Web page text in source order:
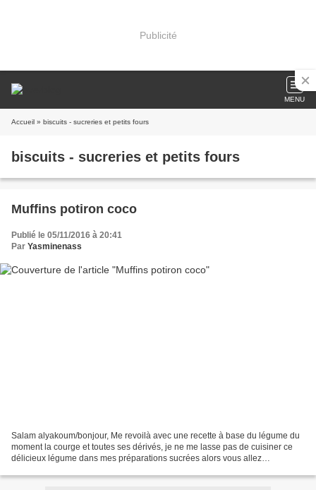
Publicité
MENU
Accueil » biscuits - sucreries et petits fours
biscuits - sucreries et petits fours
Muffins potiron coco
Publié le 05/11/2016 à 20:41
Par Yasminenass
Salam alyakoum/bonjour, Me revoilà avec une recette à base du légume du
moment la courge et toutes ses dérivés, je ne me lasse pas de cuisiner ce
délicieux légume dans mes préparations sucrées alors vous allez